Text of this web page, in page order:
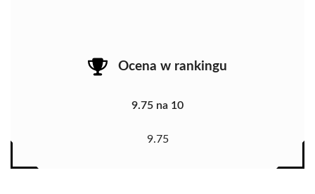
Ocena w rankingu
9.75 na 10
9.75